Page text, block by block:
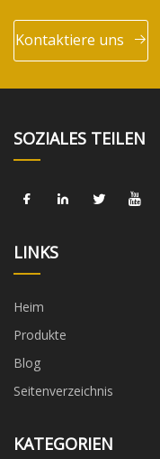
Kontaktiere uns
SOZIALES TEILEN
LINKS
Heim
Produkte
Blog
Seitenverzeichnis
KATEGORIEN